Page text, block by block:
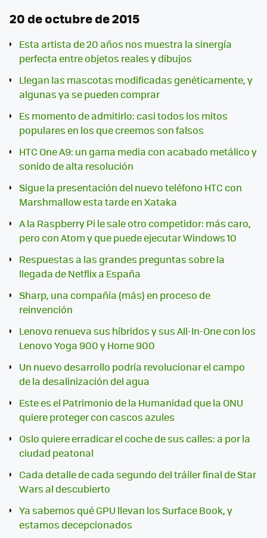
20 de octubre de 2015
Esta artista de 20 años nos muestra la sinergía
perfecta entre objetos reales y dibujos
Llegan las mascotas modificadas genéticamente, y
algunas ya se pueden comprar
Es momento de admitirlo: casi todos los mitos
populares en los que creemos son falsos
HTC One A9: un gama media con acabado metálico y
sonido de alta resolución
Sigue la presentación del nuevo teléfono HTC con
Marshmallow esta tarde en Xataka
A la Raspberry Pi le sale otro competidor: más caro,
pero con Atom y que puede ejecutar Windows 10
Respuestas a las grandes preguntas sobre la
llegada de Netflix a España
Sharp, una compañía (más) en proceso de
reinvención
Lenovo renueva sus híbridos y sus All-In-One con los
Lenovo Yoga 900 y Home 900
Un nuevo desarrollo podría revolucionar el campo
de la desalinización del agua
Este es el Patrimonio de la Humanidad que la ONU
quiere proteger con cascos azules
Oslo quiere erradicar el coche de sus calles: a por la
ciudad peatonal
Cada detalle de cada segundo del tráiler final de Star
Wars al descubierto
Ya sabemos qué GPU llevan los Surface Book, y
estamos decepcionados